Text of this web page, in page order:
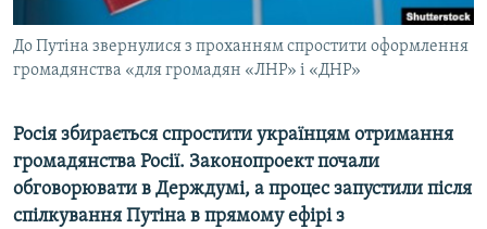
РУС
УКР
ДОЛУЧАЙСЯ!
До Путіна звернулися з проханням спростити оформлення
громадянства «для громадян «ЛНР» і «ДНР»
Росія збирається спростити українцям отримання
громадянства Росії. Законопроект почали
обговорювати в Держдумі, а процес запустили після
спілкування Путіна в прямому ефірі з